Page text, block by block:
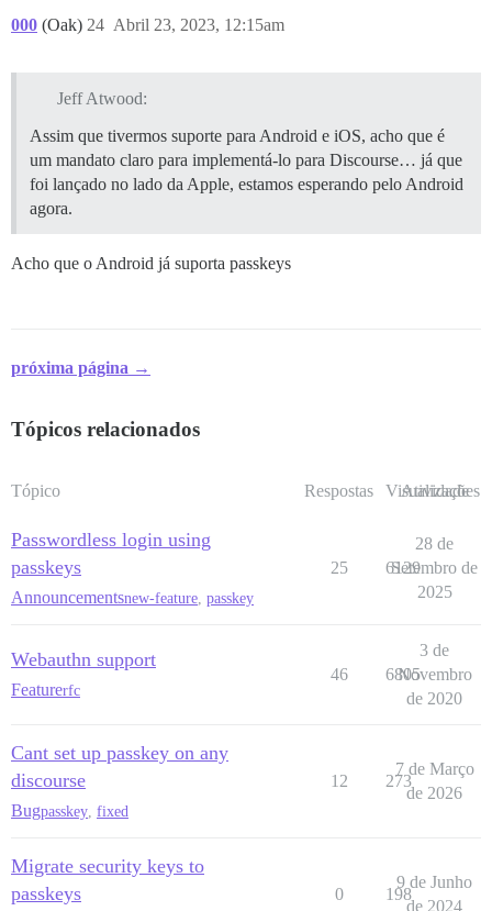
000 (Oak) Abril 23, 2023, 12:15am
24
Jeff Atwood:
Assim que tivermos suporte para Android e iOS, acho que é
um mandato claro para implementá-lo para Discourse… já que
foi lançado no lado da Apple, estamos esperando pelo Android
agora.
Acho que o Android já suporta passkeys
próxima página →
Tópicos relacionados
Tópico Respostas Visualizações
Atividade
Passwordless login using
passkeys
Announcementsnew-feature passkey
25 6129
28 de
Setembro de
2025
Webauthn support
Featurerfc
46 6805
3 de
Novembro
de 2020
Cant set up passkey on any
discourse
Bugpasskey fixed
12 273
7 de Março
de 2026
Migrate security keys to
passkeys
0 198
9 de Junho
de 2024